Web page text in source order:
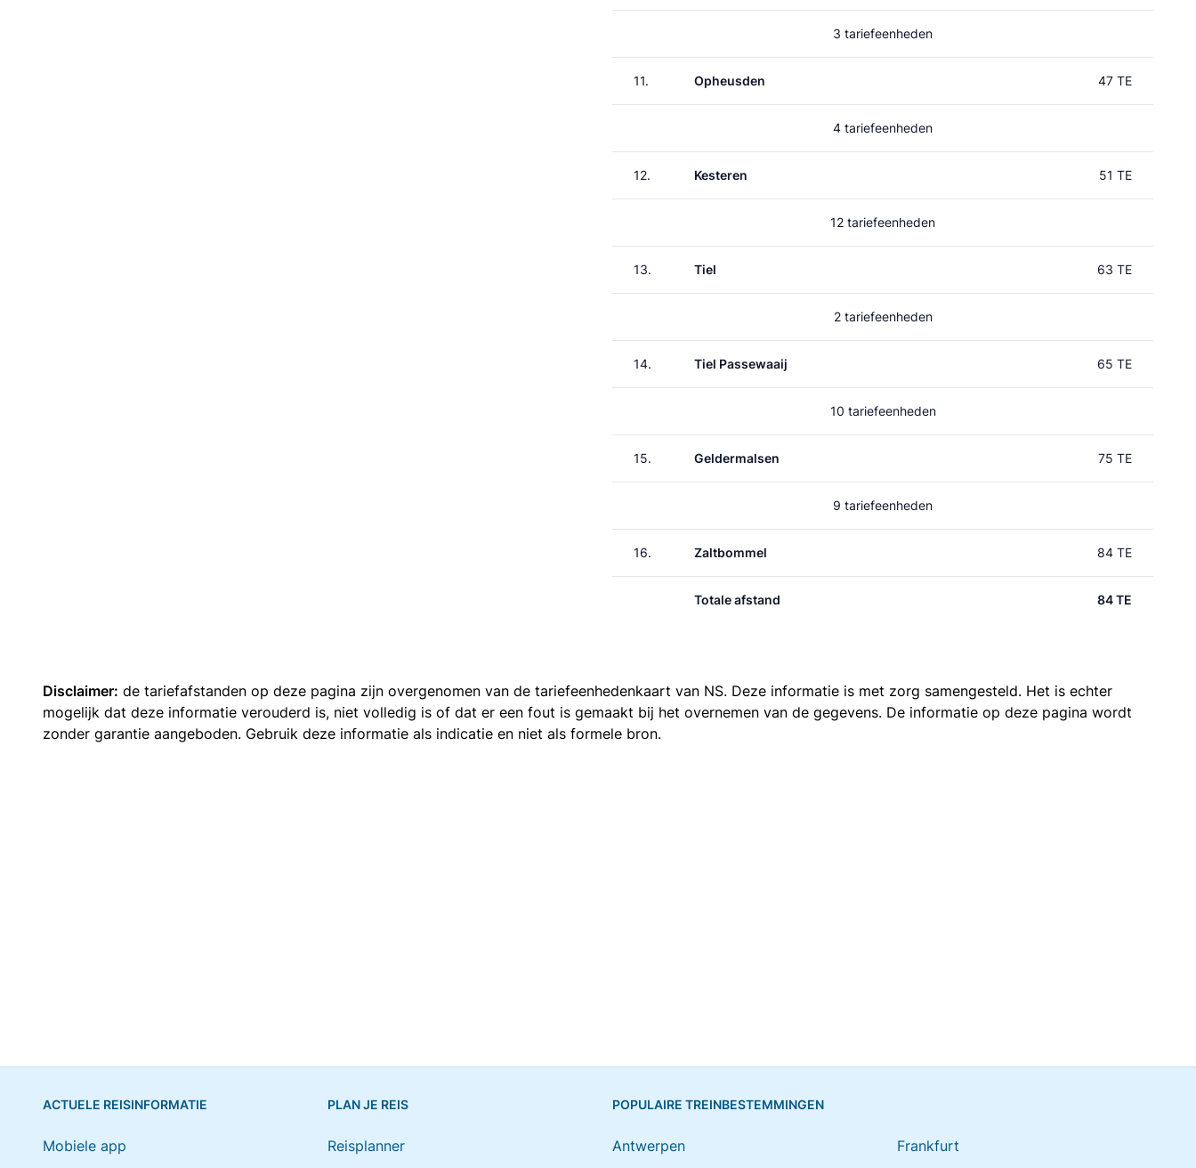
3 tariefeenheden
11. Opheusden 47 TE
4 tariefeenheden
12. Kesteren 51 TE
12 tariefeenheden
13. Tiel 63 TE
2 tariefeenheden
14. Tiel Passewaaij 65 TE
10 tariefeenheden
15. Geldermalsen 75 TE
9 tariefeenheden
16. Zaltbommel 84 TE
Totale afstand 84 TE
Disclaimer: de tariefafstanden op deze pagina zijn overgenomen van de tariefeenhedenkaart van NS. Deze informatie is met zorg samengesteld. Het is echter
mogelijk dat deze informatie verouderd is, niet volledig is of dat er een fout is gemaakt bij het overnemen van de gegevens. De informatie op deze pagina wordt
zonder garantie aangeboden. Gebruik deze informatie als indicatie en niet als formele bron.
ACTUELE REISINFORMATIE
Mobiele app
PLAN JE REIS
Reisplanner
POPULAIRE TREINBESTEMMINGEN
Antwerpen Frankfurt